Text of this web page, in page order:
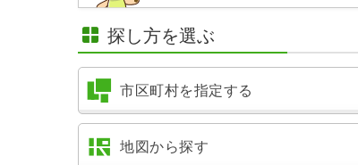
探し方を選ぶ
市区町村を指定する
地図から探す